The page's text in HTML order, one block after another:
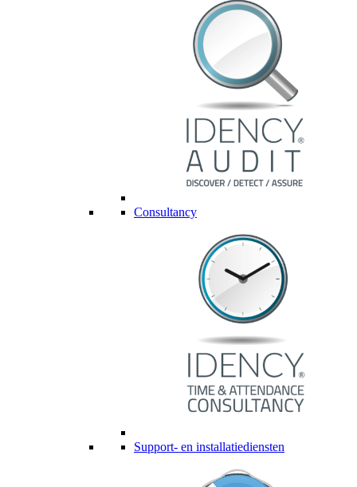
Consultancy
Support- en installatiediensten